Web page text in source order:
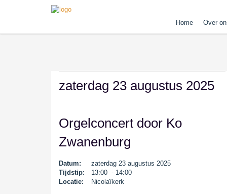
Home Over
zaterdag 23 augustus 2025
Orgelconcert door Ko
Zwanenburg
Datum:
zaterdag 23 augustus 2025
Tijdstip:
13:00 - 14:00
Locatie:
Nicolaïkerk